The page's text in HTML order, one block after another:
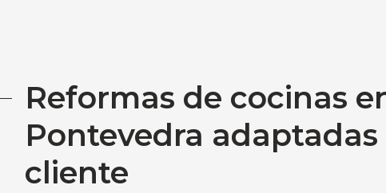
Reformas de cocinas
Pontevedra adaptadas
cliente